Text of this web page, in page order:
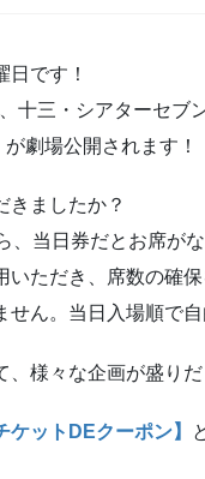
日です！
十三・シアターセブ
劇場公開されます！
きましたか？
、当日券だとお席が
いただき、席数の確保
せん。当日入場順で
、様々な企画が盛りだ
ケットDEクーポン】